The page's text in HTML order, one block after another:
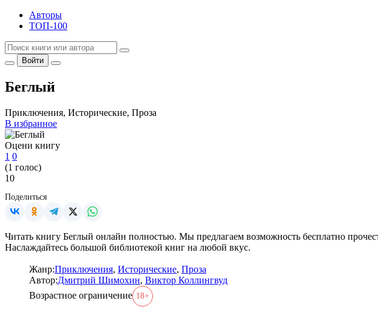
Авторы
ТОП-100
Войти
Беглый
Приключения, Исторические, Проза
В избранное
Оцени книгу
1 0
(1 голос)
10
Поделиться
Читать книгу Беглый онлайн полностью. Мы предлагаем возможность бесплатно
Наслаждайтесь большой библиотекой книг на любой вкус.
Жанр:Приключения, Исторические, Проза
Автор:Дмитрий Шимохин, Виктор Коллингвуд
Возрастное ограничение 18+